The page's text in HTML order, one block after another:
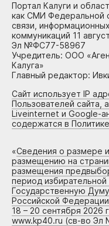
Портал Калуги и
как СМИ Федеральной
связи,
коммуникаций 11
Эл №ФС77-58967
Учредитель: ООО
Калуга»
Главный редактор:
Сайт использует IP
Пользователей сайта,
Liveinternet и Google-
содержатся в
«Сведения о размере
размещению на
размещения
период
Государственную
Российской
18 – 20 сентября 2026
www.kp40.ru (св-во Эл